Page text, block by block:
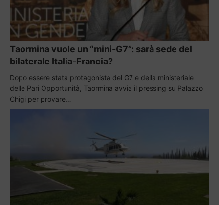
Taormina vuole un “mini-G7”: sarà sede del
bilaterale Italia-Francia?
Dopo essere stata protagonista del G7 e della ministeriale
delle Pari Opportunità, Taormina avvia il pressing su Palazzo
Chigi per provare…